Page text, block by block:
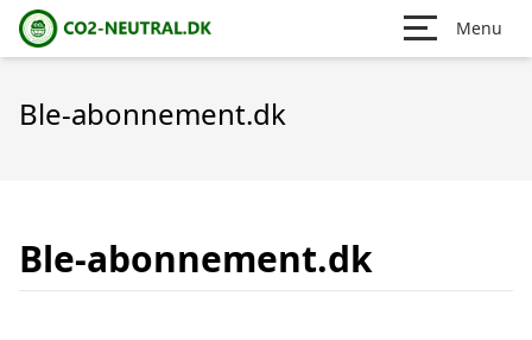
Menu
Ble-abonnement.dk
Ble-abonnement.dk